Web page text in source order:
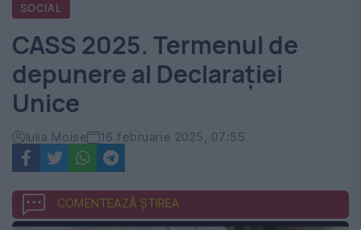
România
-
Evenimentul
Zilei
SOCIAL
CASS 2025. Termenul de
depunere al Declarației
Unice
Iulia Moise 16 februarie 2025, 07:55
COMENTEAZĂ ȘTIREA